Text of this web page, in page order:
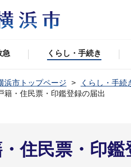
急 くらし・手続き
浜市トップページ くらし・手続
籍・住民票・印鑑登録の届出
・住民票・印鑑